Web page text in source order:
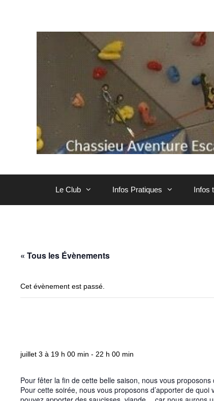
Le Club Infos Pratiques Infos
« Tous les Évènements
Cet évènement est passé.
juillet 3 à 19 h 00 min - 22 h 00 min
Pour fêter la fin de cette belle saison, nous vous
Pour cette soirée, nous vous proposons d’apporter de